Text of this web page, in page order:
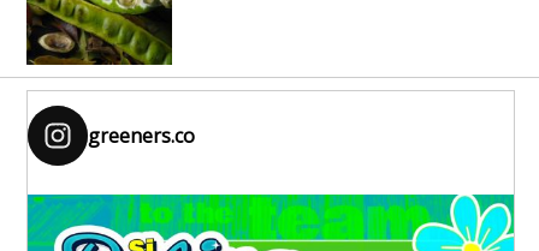
greeners.co